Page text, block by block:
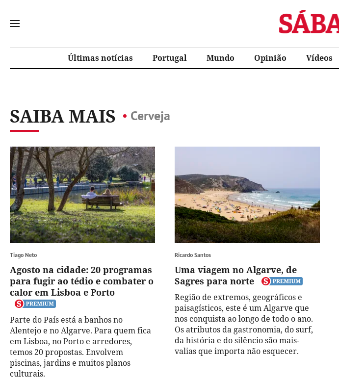
Sábado
Últimas notícias Portugal Mundo Opinião Vídeos
SAIBA MAIS Cerveja
Tiago Neto
Agosto na cidade: 20 programas
para fugir ao tédio e combater o
calor em Lisboa e Porto
Parte do País está a banhos no
Alentejo e no Algarve. Para quem fica
em Lisboa, no Porto e arredores,
temos 20 propostas. Envolvem
piscinas, jardins e muitos planos
culturais.
Ricardo Santos
Uma viagem no Algarve, de
Sagres para norte
Região de extremos, geográficos e
paisagísticos, este é um Algarve que
nos conquista ao longo de todo o ano.
Os atributos da gastronomia, do surf,
da história e do silêncio são mais-
valias que importa não esquecer.